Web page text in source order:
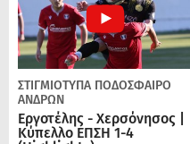
ΣΤΙΓΜΙΟΤΥΠΑ ΠΟΔΌΣΦΑΙΡΟ
ΑΝΔΡΏΝ
Εργοτέλης - Χερσόνησος |
Κύπελλο ΕΠΣΗ 1-4